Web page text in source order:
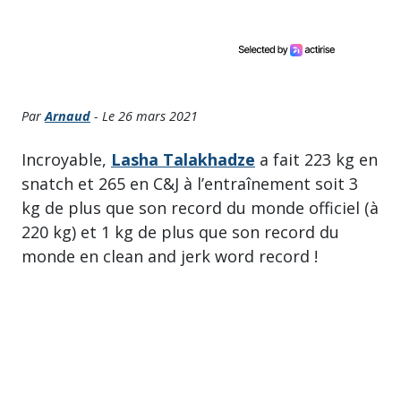
ParArnaud - Le 26 mars 2021
Incroyable, Lasha Talakhadze a fait 223 kg en
snatch et 265 en C&J à l’entraînement soit 3
kg de plus que son record du monde officiel (à
220 kg) et 1 kg de plus que son record du
monde en clean and jerk word record !